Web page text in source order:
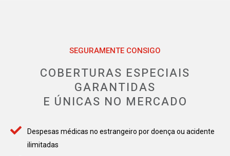
SEGURAMENTE CONSIGO
COBERTURAS ESPECIAIS
GARANTIDAS
E ÚNICAS NO MERCADO
Despesas médicas no estrangeiro por doença ou acidente
ilimitadas